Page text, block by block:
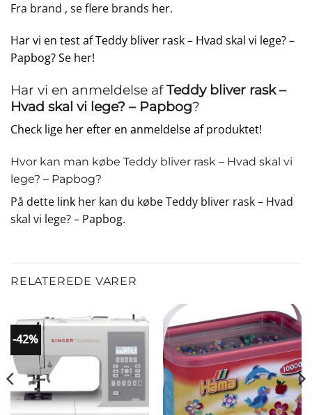
Fra brand , se flere brands her.
Har vi en test af Teddy bliver rask – Hvad skal vi lege? –
Papbog? Se her!
Har vi en anmeldelse afTeddy bliver rask –
Hvad skal vi lege? – Papbog?
Check lige her efter en anmeldelse af produktet!
Hvor kan man købe Teddy bliver rask – Hvad skal vi
lege? – Papbog?
På dette link her kan du købe Teddy bliver rask – Hvad
skal vi lege? – Papbog.
RELATEREDE VARER
-42%